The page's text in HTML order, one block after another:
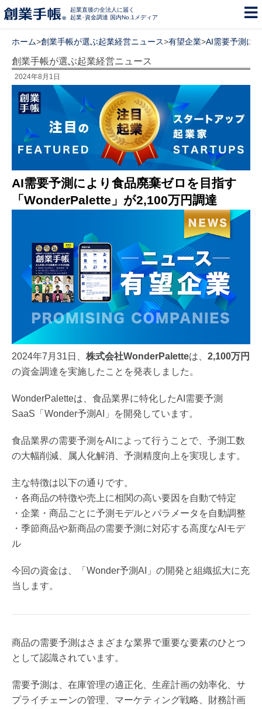
起業直後の全法人に届く
起業･資金調達 国内No.1メディア
ホーム>創業手帳が選ぶ起業経営ニュース>有望企業>AI需要予測に
創業手帳が選ぶ起業経営ニュース
2024年8月1日
AI需要予測により食品廃棄ゼロを目指す
「WonderPalette」が2,100万円調達
2024年7月31日、 株式会社WonderPaletteは、 2,100万円
の資金調達を実施したことを発表しました。
WonderPaletteは、食品業界に特化したAI需要予測
SaaS「Wonder予測AI」を開発しています。
食品業界の需要予測をAIによって行うことで、予測工数
の大幅削減、属人化解消、予測精度向上を実現します。
主な特徴は以下の通りです。
・各商品の特徴や売上に相関の高い要因を自動で特定
・企業・商品ごとに予測モデルとパラメータを自動調整
・季節商品や新商品の需要予測に対応する高度なAIモデ
ル
今回の資金は、「Wonder予測AI」の開発と組織拡大に充
当します。
商品の需要予測はさまざまな業界で重要な要素のひとつ
として認識されています。
需要予測は、在庫管理の適正化、生産計画の効率化、サ
プライチェーンの管理、マーケティング戦略、財務計画